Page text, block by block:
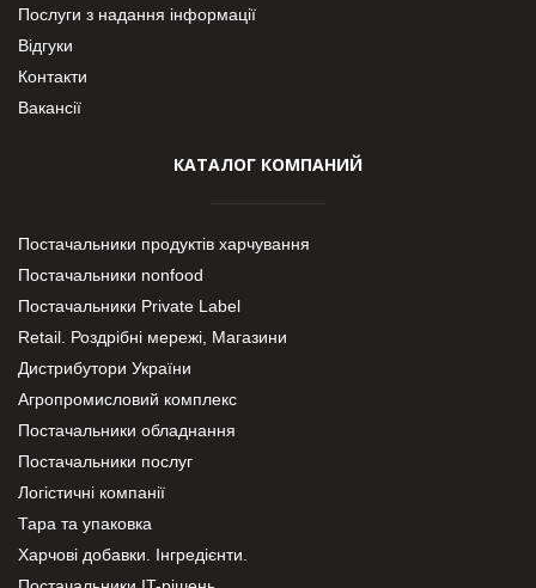
Послуги з надання інформації
Відгуки
Контакти
Вакансії
КАТАЛОГ КОМПАНИЙ
Постачальники продуктів харчування
Постачальники nonfood
Постачальники Private Label
Retail. Роздрібні мережі, Магазини
Дистрибутори України
Агропромисловий комплекс
Постачальники обладнання
Постачальники послуг
Логістичні компанії
Тара та упаковка
Харчові добавки. Інгредієнти.